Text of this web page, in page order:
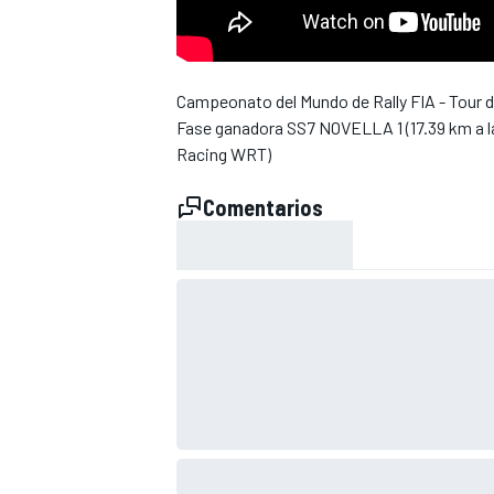
Campeonato del Mundo de Rally FIA - Tour
Fase ganadora SS7 NOVELLA 1 (17.39 km
Racing WRT)
Comentarios